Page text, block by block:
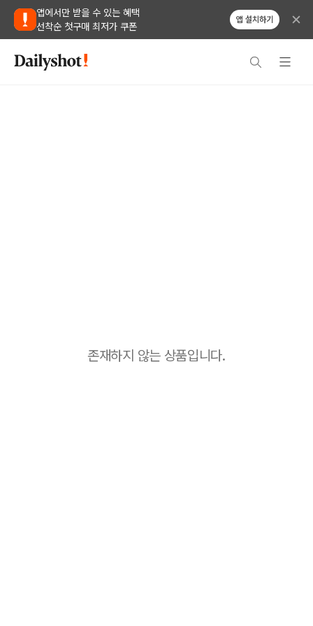
앱에서만 받을 수 있는 혜택
선착순 첫구매 최저가 쿠폰
앱 설치하기
존재하지 않는 상품입니다.